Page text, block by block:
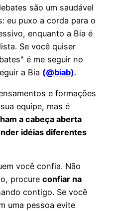
são um saudável
eu puxo a corda para o
enquanto a Bia é
Se você quiser
é me seguir no
a Bia (@biab).
e formações
equipe, mas é
a cabeça aberta
idéias diferentes
você confia. Não
procure confiar na
contigo. Se você
uma pessoa evite